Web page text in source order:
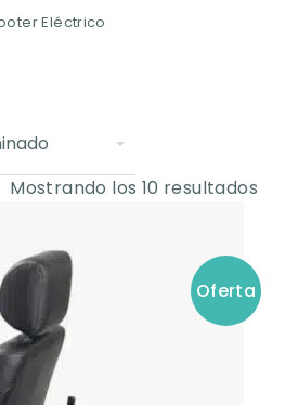
Eléctrico
Mostrando los 10 resultados
Oferta